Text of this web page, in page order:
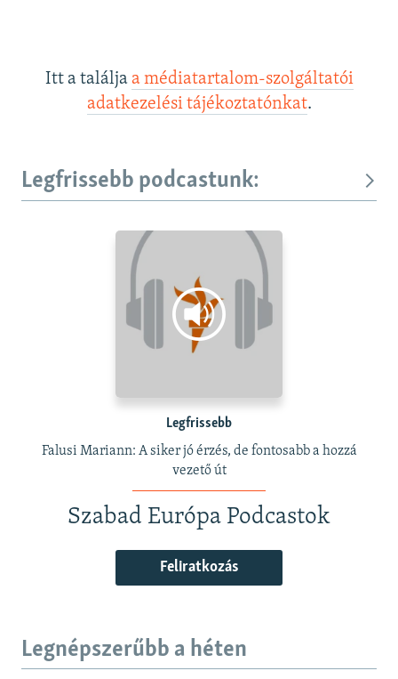
Itt a találja a médiatartalom-szolgáltatói
adatkezelési tájékoztatónkat.
Legfrissebb podcastunk:
Legfrissebb
Falusi Mariann: A siker jó érzés, de fontosabb a hozzá
vezető út
Szabad Európa Podcastok
Feliratkozás
Legnépszerűbb a héten